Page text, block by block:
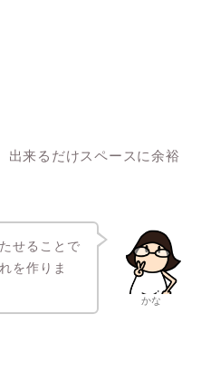
出来るだけスペースに余裕
かな
せることで
を作りま